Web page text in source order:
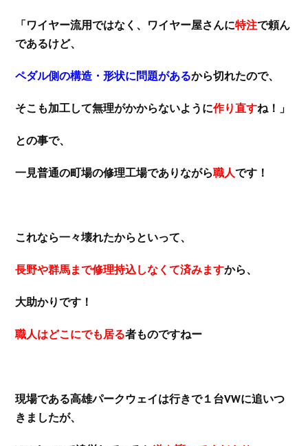
「ワイヤー流用ではなく、ワイヤー屋さんに特注で頼ん
であるけど、
ペダル側の構造・形状に問題があるから切れたので、
そこも加工して無理がかからないように作り直すね！」
との事で、
一見普通の町場の修理工場でありながら職人です！
これなら一々壊れたからといって、
長野や群馬まで修理持込しなくて済みますから、
大助かりです！
職人はどこにでも居る者ものですねー
現場である高雄パークウェイは行きで１台VWに追いつ
きましたが、